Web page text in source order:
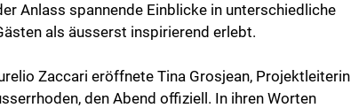
Anlass spannende Einblicke in unterschiedliche
als äusserst inspirierend erlebt.
Zaccari eröffnete Tina Grosjean, Projektleiterin
den Abend offiziell. In ihren Worten